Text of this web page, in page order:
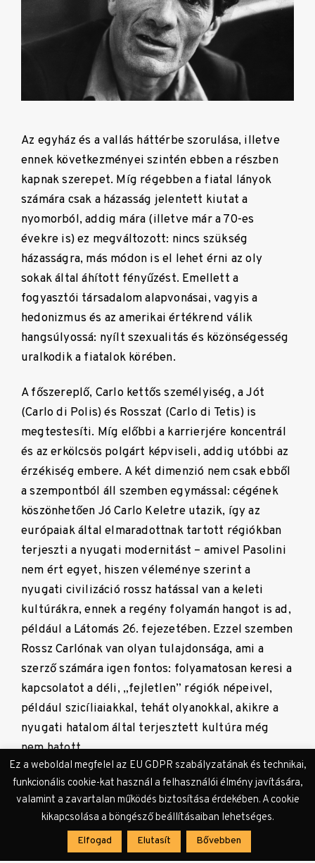
Az egyház és a vallás háttérbe szorulása, illetve
ennek következményei szintén ebben a részben
kapnak szerepet. Míg régebben a fiatal lányok
számára csak a házasság jelentett kiutat a
nyomorból, addig mára (illetve már a 70-es
évekre is) ez megváltozott: nincs szükség
házasságra, más módon is el lehet érni az oly
sokak által áhított fényűzést. Emellett a
fogyasztói társadalom alapvonásai, vagyis a
hedonizmus és az amerikai értékrend válik
hangsúlyossá: nyílt szexualitás és közönségesség
uralkodik a fiatalok körében.
A főszereplő, Carlo kettős személyiség, a Jót
(Carlo di Polis) és Rosszat (Carlo di Tetis) is
megtestesíti. Míg előbbi a karrierjére koncentrál
és az erkölcsös polgárt képviseli, addig utóbbi az
érzékiség embere. A két dimenzió nem csak ebből
a szempontból áll szemben egymással: cégének
köszönhetően Jó Carlo Keletre utazik, így az
európaiak által elmaradottnak tartott régiókban
terjeszti a nyugati modernitást – amivel Pasolini
nem ért egyet, hiszen véleménye szerint a
nyugati civilizáció rossz hatással van a keleti
kultúrákra, ennek a regény folyamán hangot is ad,
például a Látomás 26. fejezetében. Ezzel szemben
Rossz Carlónak van olyan tulajdonsága, ami a
szerző számára igen fontos: folyamatosan keresi a
kapcsolatot a déli, „fejletlen” régiók népeivel,
például szicíliaiakkal, tehát olyanokkal, akikre a
nyugati hatalom által terjesztett kultúra még
nem hatott.
Carlo polgári családból származik, de el akar
távolodni a burzsoá életmódtól, ezért a
szegényebb, déli társadalmi rétegek felé fordul.
Közte és a déliek között mindvégig a szexualitás
Ez a weboldal megfelel az EU GDPR szabályzatának és technikai,
funkcionális cookie-kat használ a felhasználói élmény javítására,
valamint a zavartalan működés biztosítása érdekében. A cookie
kikapcsolása a böngésző beállításaiban lehetséges.
Elfogad Elutasít Bővebben